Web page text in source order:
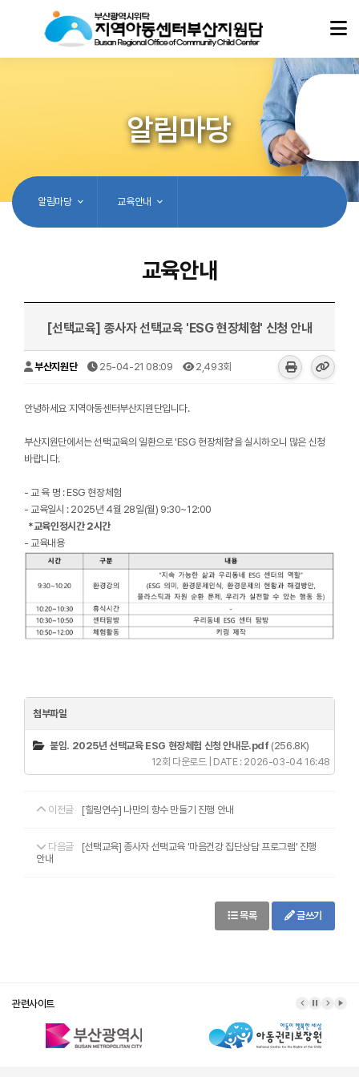
알림마당
알림마당 교육안내
교육안내
[선택교육] 종사자 선택교육 'ESG 현장체험' 신청 안내
부산지원단 25-04-21 08:09 2,493회
안녕하세요 지역아동센터부산지원단입니다.
부산지원단에서는 선택교육의 일환으로 'ESG 현장체험'을 실시하오니 많은 신청
바랍니다.
- 교 육 명 : ESG 현장체험
- 교육일시 : 2025년 4월 28일(월) 9:30~12:00
*교육인정시간 2시간
​- 교육내용
첨부파일
붙임. 2025년 선택교육 ESG 현장체험 신청 안내문.pdf (256.8K)
12회 다운로드 | DATE : 2026-03-04 16:48
이전글 [힐링연수] 나만의 향수 만들기 진행 안내
다음글
[선택교육] 종사자 선택교육 '마음건강 집단상담 프로그램' 진행
안내
목록 글쓰기
관련사이트